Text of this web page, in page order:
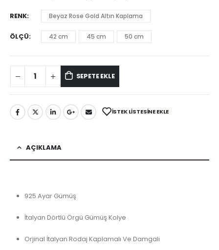
RENK Beyaz Rose Gold Altın Kaplama
ÖLÇÜ 42 cm 45 cm 50 cm
SEPETE EKLE
İSTEK LISTESINE EKLE
AÇIKLAMA
925 Ayar Gümüş
İtalyan Dörtlü Örgü Gümüş Kolye
Orjinal İtalyan Rodaj Kaplamalı Ve Damgalı